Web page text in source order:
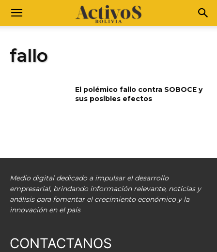
fallo
El polémico fallo contra SOBOCE y
sus posibles efectos
Medio digital dedicado a impulsar el desarrollo
empresarial, brindando información relevante, noticias y
análisis para fomentar el crecimiento económico y la
innovación en el país
CONTACTANOS